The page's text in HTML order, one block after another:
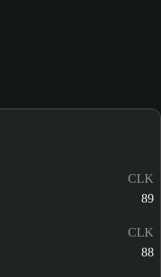
CLK
89
CLK
88